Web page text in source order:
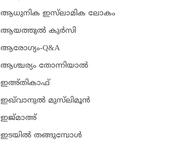
ആധുനിക ഇസ്‌ലാമിക ലോകം
ആയത്തുല്‍ കുര്‍സി
ആരോഗ്യം-Q&A
ആശ്ചര്യം തോന്നിയാല്‍
ഇഅ്തികാഫ്‌
ഇഖ്‌വാനുല്‍ മുസ്‌ലിമൂന്‍
ഇജ്മാഅ്
ഇടയില്‍ തങ്ങുമ്പോള്‍